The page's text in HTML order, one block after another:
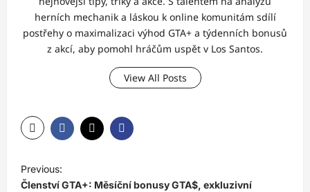
herních mechanik a láskou k online komunitám sdílí
postřehy o maximalizaci výhod GTA+ a týdenních bonusů
z akcí, aby pomohl hráčům uspět v Los Santos.
View All Posts
o
Previous:
Členství GTA+: Měsíční bonusy GTA$, exkluzivní